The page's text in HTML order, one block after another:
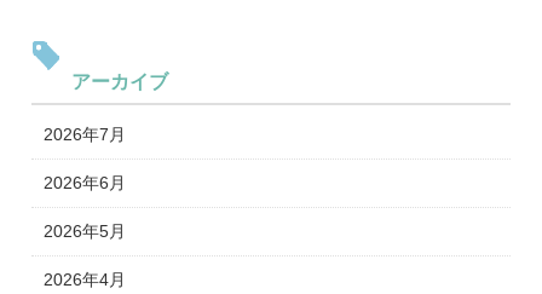
アーカイブ
2026年7月
2026年6月
2026年5月
2026年4月